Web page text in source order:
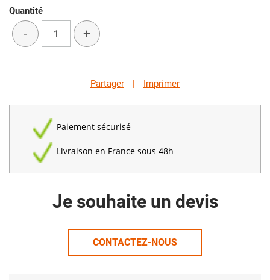
Quantité
- +
Partager | Imprimer
Paiement sécurisé
Livraison en France sous 48h
Je souhaite un devis
CONTACTEZ-NOUS